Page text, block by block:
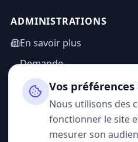
ADMINISTRATIONS
En savoir plus
Demande
d'information
Espace admin
Vos
Nous utilisons des
fonctionner le site
mesurer son